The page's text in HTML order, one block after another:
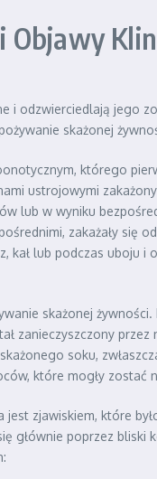
Objawy
i odzwierciedlają jego
skażonej
którego
ustrojowymi
lub w wyniku
zakażały się
kał lub podczas uboju
skażonej
zanieczyszczony
soku,
które mogły zostać
jest zjawiskiem, które
głównie poprzez